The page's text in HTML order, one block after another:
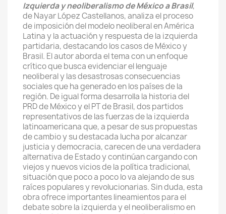
Izquierda y neoliberalismo de México a Brasil,
de Nayar López Castellanos, analiza el proceso
de imposición del modelo neoliberal en América
Latina y la actuación y respuesta de la izquierda
partidaria, destacando los casos de México y
Brasil. El autor aborda el tema con un enfoque
crítico que busca evidenciar el lenguaje
neoliberal y las desastrosas consecuencias
sociales que ha generado en los países de la
región. De igual forma desarrolla la historia del
PRD de México y el PT de Brasil, dos partidos
representativos de las fuerzas de la izquierda
latinoamericana que, a pesar de sus propuestas
de cambio y su destacada lucha por alcanzar
justicia y democracia, carecen de una verdadera
alternativa de Estado y continúan cargando con
viejos y nuevos vicios de la política tradicional,
situación que poco a poco lo va alejando de sus
raíces populares y revolucionarias. Sin duda, esta
obra ofrece importantes lineamientos para el
debate sobre la izquierda y el neoliberalismo en